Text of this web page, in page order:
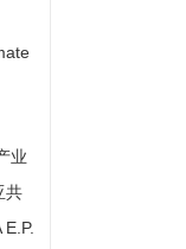
业
共
入